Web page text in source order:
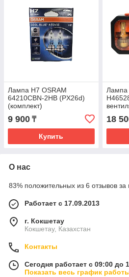
Лампа H7 OSRAM
64210CBN-2HB (PX26d)
(комплект)
9 900 ₸
Купить
Лампа
18
О нас
83% положительных из 6 отзывов за
Работает с 17.09.2013
г. Кокшетау
Кокшетау, Казахстан
Контакты
Сегодня работает с 09:00 до
Показать весь график